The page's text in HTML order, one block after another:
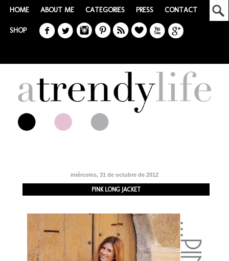
HOME ABOUT ME CATEGORIES PRESS CONTACT
SHOP
miércoles, 31 de octubre de 2012
PINK LONG JACKET